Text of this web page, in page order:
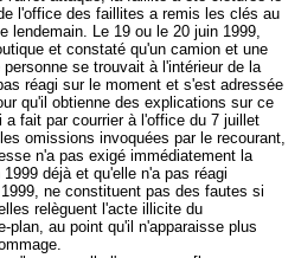
l'office des faillites a remis les clés au
lendemain. Le 19 ou le 20 juin 1999,
et constaté qu'un camion et une
se trouvait à l'intérieur de la
réagi sur le moment et s'est adressée
qu'il obtienne des explications sur ce
fait par courrier à l'office du 7 juillet
omissions invoquées par le recourant,
n'a pas exigé immédiatement la
déjà et qu'elle n'a pas réagi
ne constituent pas des fautes si
relèguent l'acte illicite du
plan, au point qu'il n'apparaisse plus